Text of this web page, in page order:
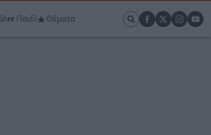
Παιδί Θέματα